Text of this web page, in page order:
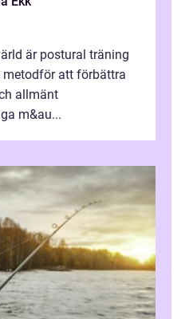
är postural träning
metodför att förbättra
allmänt
m&au...